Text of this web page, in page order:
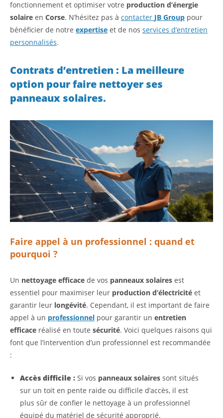
fonctionnement et optimiser votre production d’énergie
solaire en Corse. N’hésitez pas à contacter JB Group pour
bénéficier de notre expertise et de nos services d’entretien
personnalisés.
Contrats d’entretien : La meilleure
option pour faire nettoyer ses
panneaux solaires.
Faire appel à un professionnel : quand et
pourquoi ?
Un nettoyage efficace de vos panneaux solaires est
essentiel pour maximiser leur production d’électricité et
garantir leur longévité. Cependant, il est important de faire
appel à un professionnel pour garantir un entretien
efficace réalisé en toute sécurité. Voici quelques raisons qui
font que l’intervention d’un professionnel est recommandée
:
Accès difficile : Si vos panneaux solaires sont situés
sur un toit en pente raide ou difficile d’accès, il est
plus sûr de confier le nettoyage à un professionnel
équipé du matériel de sécurité approprié.